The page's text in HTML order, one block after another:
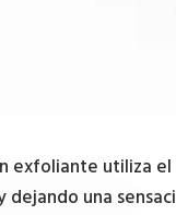
exfoliante utiliza
una